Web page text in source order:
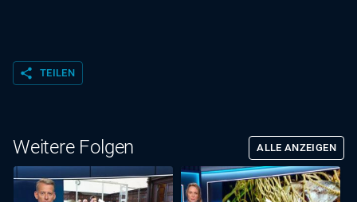
share TEILEN
Weitere Folgen ALLE ANZEIGEN